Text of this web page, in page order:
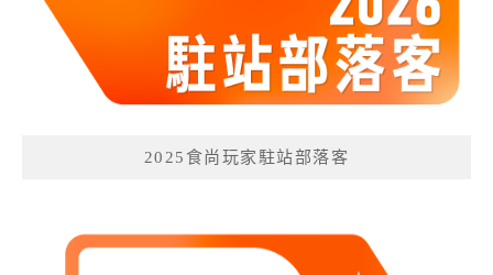
2025食尚玩家駐站部落客